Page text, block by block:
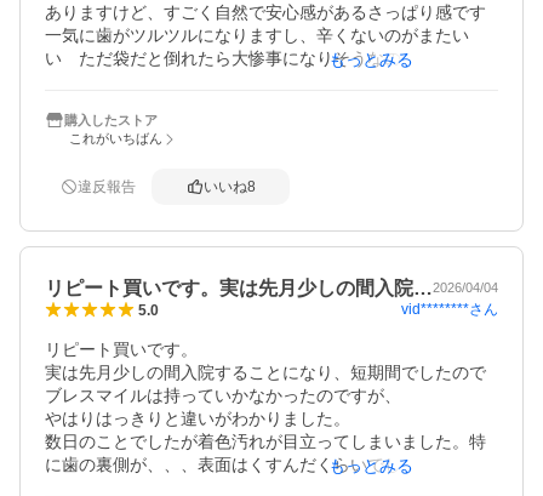
ありますけど、すごく自然で安心感があるさっぱり感です
一気に歯がツルツルになりますし、辛くないのがまたい
い　ただ袋だと倒れたら大惨事になりそうなので、注意深
た方がたに感謝したい　かつてない気持ちよさです　期待
もっとみる
購入したストア
これがいちばん
違反報告 いいね8
リピート買いです。実は先月少しの間入院…2026/04/04
5.0 vid********さん
リピート買いです。
実は先月少しの間入院することになり、短期間でしたので
ブレスマイルは持っていかなかったのですが、
やはりはっきりと違いがわかりました。
数日のことでしたが着色汚れが目立ってしまいました。特
に歯の裏側が、、、表面はくすんだくらいでしたが、裏側
もっとみる